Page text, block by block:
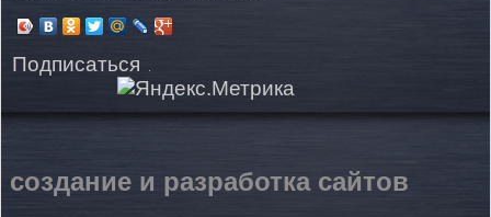
Подписаться
создание и разработка сайтов